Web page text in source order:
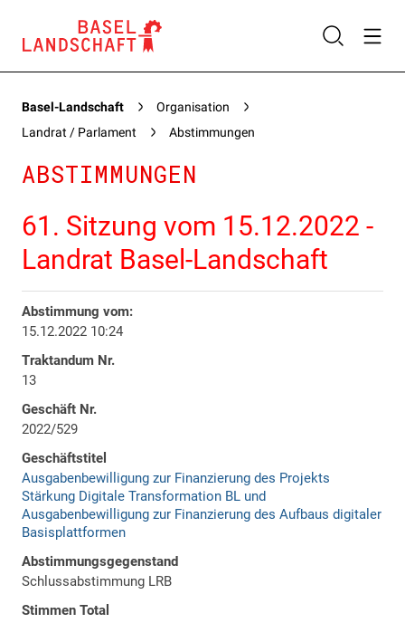
Basel-Landschaft
Organisation
Landrat / Parlament
Abstimmungen
ABSTIMMUNGEN